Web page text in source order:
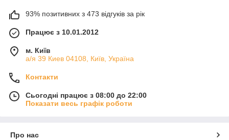
93% позитивних з 473 відгуків за рік
Працює з 10.01.2012
м. Київ
а/я 39 Киев 04108, Київ, Україна
Контакти
Сьогодні працює з 08:00 до 22:00
Показати весь графік роботи
Про нас